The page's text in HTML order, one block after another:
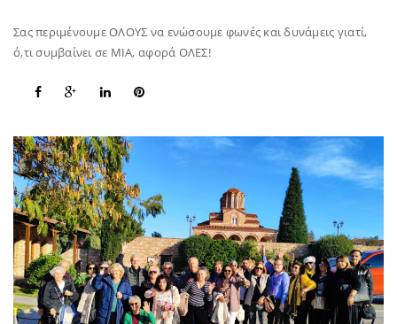
Σας περιμένουμε ΟΛΟΥΣ να ενώσουμε φωνές και δυνάμεις γιατί,
ό,τι συμβαίνει σε ΜΙΑ, αφορά ΟΛΕΣ!